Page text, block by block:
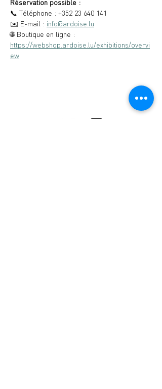
Réservation possible :
📞 Téléphone : +352 23 640 141
✉️ E-mail : info@ardoise.lu
🌐 Boutique en ligne :
https://webshop.ardoise.lu/exhibitions/overvi
ew